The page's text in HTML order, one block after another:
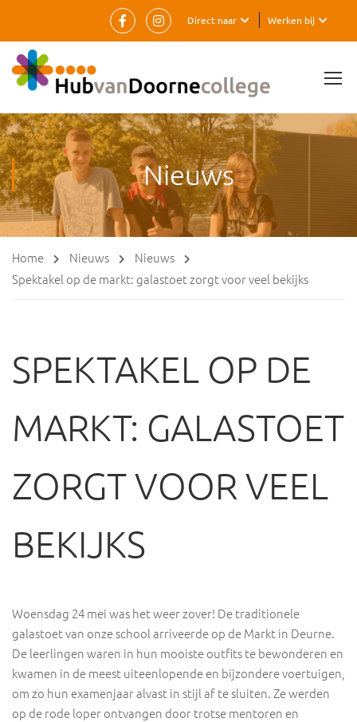
Werken bij
Direct naar
Nieuws
Home Nieuws
Nieuws
Spektakel op de markt: galastoet zorgt voor veel bekijks
SPEKTAKEL OP DE
MARKT: GALASTOET
ZORGT VOOR VEEL
BEKIJKS
Woensdag 24 mei was het weer zover! De traditionele
galastoet van onze school arriveerde op de Markt in Deurne.
De leerlingen waren in hun mooiste outfits te bewonderen en
kwamen in de meest uiteenlopende en bijzondere voertuigen,
om zo hun examenjaar alvast in stijl af te sluiten. Ze werden
op de rode loper ontvangen door trotse mentoren en